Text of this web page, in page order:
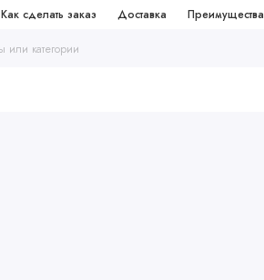
Как сделать заказ Доставка Преимущества